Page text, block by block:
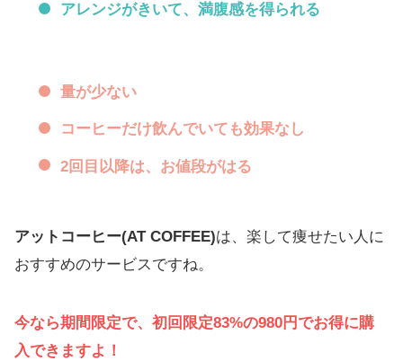
アレンジがきいて、満腹感を得られる
量が少ない
コーヒーだけ飲んでいても効果なし
2回目以降は、お値段がはる
アットコーヒー(AT COFFEE)は、楽して痩せたい人に
おすすめのサービスですね。
今なら期間限定で、初回限定83%の980円でお得に購
入できますよ！